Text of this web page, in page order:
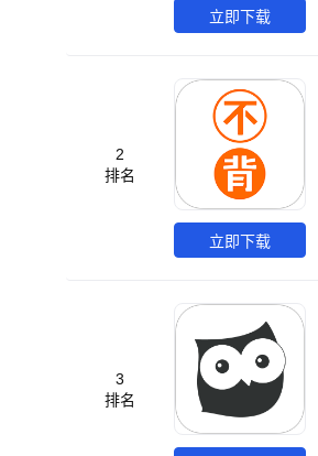
立即下载
2
排名
立即下载
3
排名